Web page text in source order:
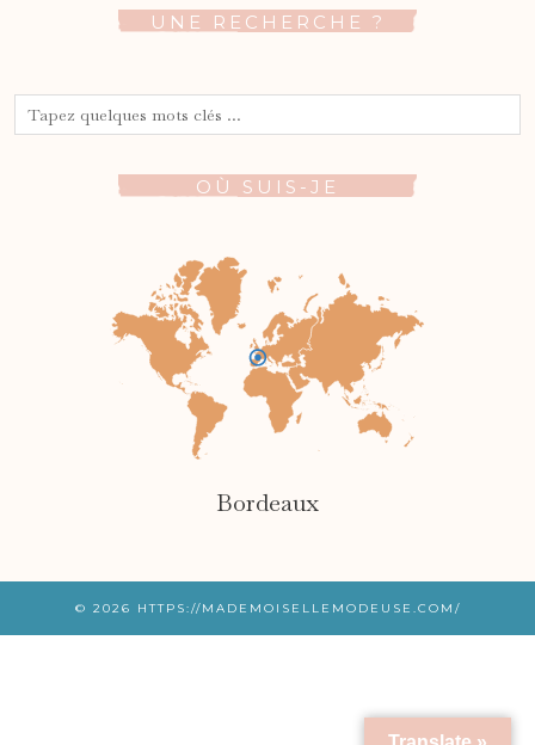
UNE RECHERCHE ?
OÙ SUIS-JE
Bordeaux
© 2026 HTTPS://MADEMOISELLEMODEUSE.COM/